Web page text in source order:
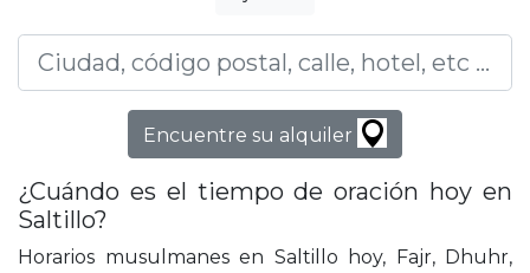
Encuentre su alquiler
¿Cuándo es el tiempo de oración hoy en
Saltillo?
Horarios musulmanes en Saltillo hoy, Fajr, Dhuhr,